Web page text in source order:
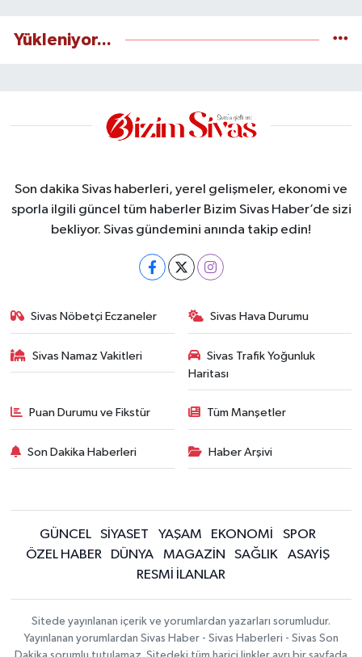
Yükleniyor...
Son dakika Sivas haberleri, yerel gelişmeler, ekonomi ve
sporla ilgili güncel tüm haberler Bizim Sivas Haber’de sizi
bekliyor. Sivas gündemini anında takip edin!
Sivas Nöbetçi Eczaneler Sivas Hava Durumu
Sivas Namaz Vakitleri
Sivas Trafik Yoğunluk
Haritası
Puan Durumu ve Fikstür Tüm Manşetler
Son Dakika Haberleri Haber Arşivi
GÜNCEL SİYASET YAŞAM EKONOMİ
SPOR
ÖZEL HABER
DÜNYA MAGAZİN SAĞLIK
ASAYİŞ
RESMİ İLANLAR
Sitede yayınlanan içerik ve yorumlardan yazarları sorumludur.
Yayınlanan yorumlardan Sivas Haber - Sivas Haberleri - Sivas Son